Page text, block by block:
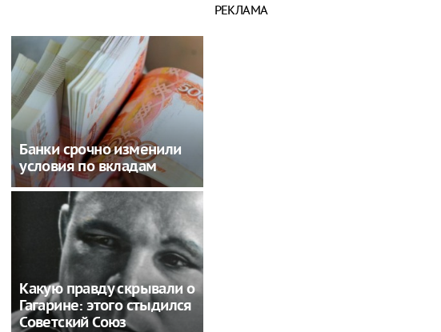
Банки срочно изменили
условия по вкладам
Какую правду скрывали о
Гагарине: этого стыдился
Советский Союз
РЕКЛАМА